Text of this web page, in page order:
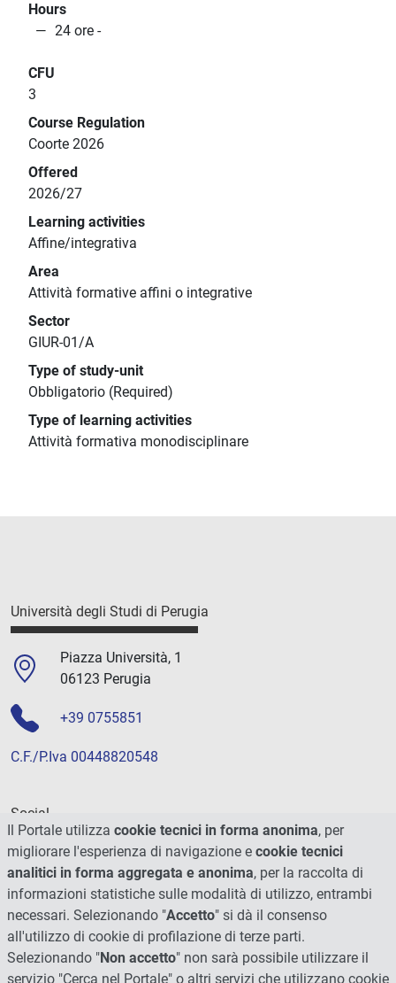
Hours
24 ore -
CFU
3
Course Regulation
Coorte 2026
Offered
2026/27
Learning activities
Affine/integrativa
Area
Attività formative affini o integrative
Sector
GIUR-01/A
Type of study-unit
Obbligatorio (Required)
Type of learning activities
Attività formativa monodisciplinare
Università degli Studi di Perugia
Piazza Università, 1
06123 Perugia
+39 0755851
C.F./P.Iva 00448820548
Social
Il Portale utilizza cookie tecnici in forma anonima, per
migliorare l'esperienza di navigazione e cookie tecnici
analitici in forma aggregata e anonima, per la raccolta di
informazioni statistiche sulle modalità di utilizzo, entrambi
necessari. Selezionando "Accetto" si dà il consenso
all'utilizzo di cookie di profilazione di terze parti.
Selezionando "Non accetto" non sarà possibile utilizzare il
servizio "Cerca nel Portale" o altri servizi che utilizzano cookie